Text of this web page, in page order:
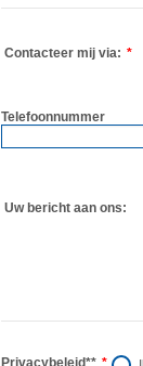
Contacteer mij via: *
Telefoonnummer
Uw bericht aan ons:
Privacybeleid** *